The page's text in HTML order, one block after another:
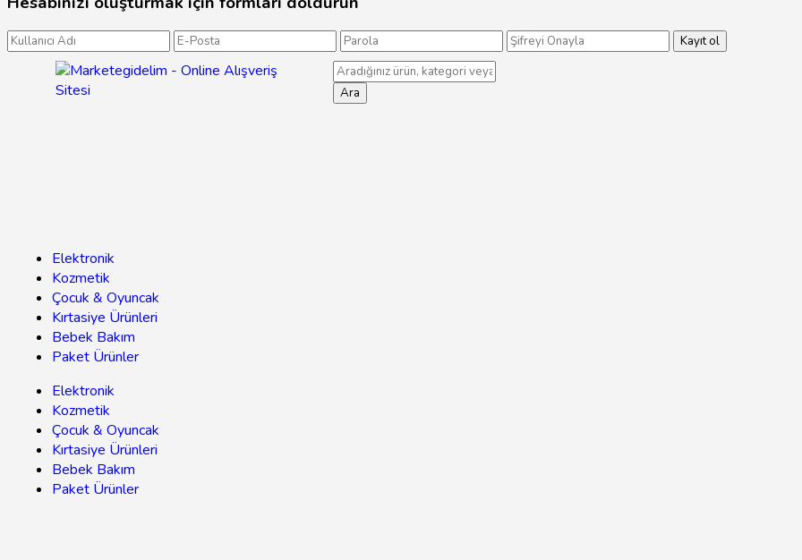
Ara
Elektronik
Kozmetik
Çocuk & Oyuncak
Kırtasiye Ürünleri
Bebek Bakım
Paket Ürünler
Elektronik
Kozmetik
Çocuk & Oyuncak
Kırtasiye Ürünleri
Bebek Bakım
Paket Ürünler